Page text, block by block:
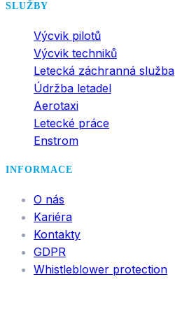
SLUŽBY
Výcvik pilotů
Výcvik techniků
Letecká záchranná služba
Údržba letadel
Aerotaxi
Letecké práce
Enstrom
INFORMACE
O nás
Kariéra
Kontakty
GDPR
Whistleblower protection